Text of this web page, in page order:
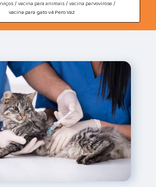
vacina para animais vacina parvovirose
vacina para gato v4 Pero Vaz